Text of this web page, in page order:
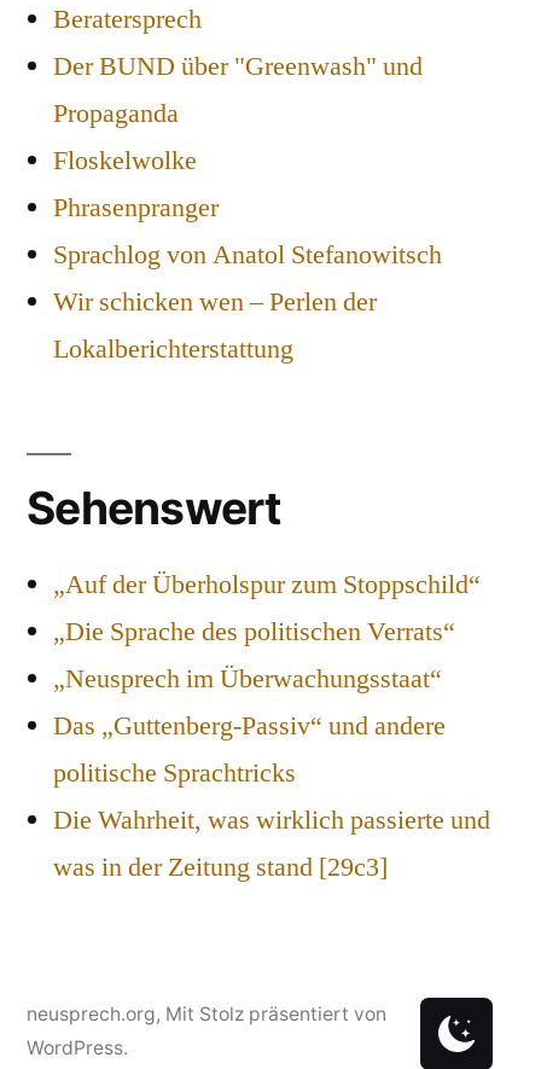
Beratersprech
Der BUND über "Greenwash" und
Propaganda
Floskelwolke
Phrasenpranger
Sprachlog von Anatol Stefanowitsch
Wir schicken wen – Perlen der
Lokalberichterstattung
Sehenswert
„Auf der Überholspur zum Stoppschild“
„Die Sprache des politischen Verrats“
„Neusprech im Überwachungsstaat“
Das „Guttenberg-Passiv“ und andere
politische Sprachtricks
Die Wahrheit, was wirklich passierte und
was in der Zeitung stand [29c3]
neusprech.org, Mit Stolz präsentiert von
WordPress.